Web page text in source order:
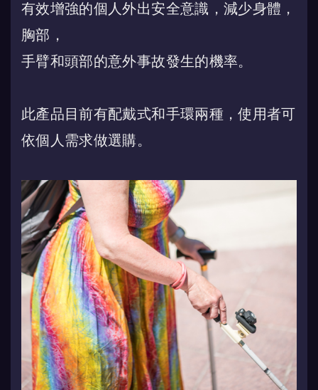
有效增強的個人外出安全意識，減少身體，
胸部，
手臂和頭部的意外事故發生的機率。
此產品目前有配戴式和手環兩種，使用者可
依個人需求做選購。